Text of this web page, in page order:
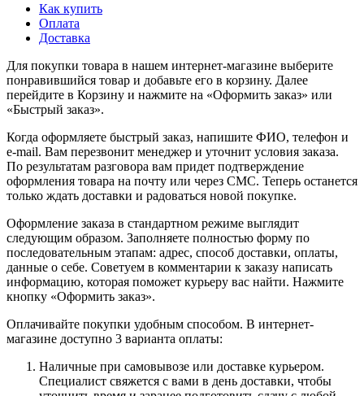
Как купить
Оплата
Доставка
Для покупки товара в нашем интернет-магазине выберите
понравившийся товар и добавьте его в корзину. Далее
перейдите в Корзину и нажмите на «Оформить заказ» или
«Быстрый заказ».
Когда оформляете быстрый заказ, напишите ФИО, телефон и
e-mail. Вам перезвонит менеджер и уточнит условия заказа.
По результатам разговора вам придет подтверждение
оформления товара на почту или через СМС. Теперь останется
только ждать доставки и радоваться новой покупке.
Оформление заказа в стандартном режиме выглядит
следующим образом. Заполняете полностью форму по
последовательным этапам: адрес, способ доставки, оплаты,
данные о себе. Советуем в комментарии к заказу написать
информацию, которая поможет курьеру вас найти. Нажмите
кнопку «Оформить заказ».
Оплачивайте покупки удобным способом. В интернет-
магазине доступно 3 варианта оплаты:
Наличные при самовывозе или доставке курьером.
Специалист свяжется с вами в день доставки, чтобы